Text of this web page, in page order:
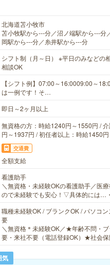
北海道苫小牧市
苫小牧駅から---分／沼ノ端駅から---分
岡駅から---分／糸井駅から---分
シフト制（月～日） ※平日のみなどの
相談OK
【シフト例】07:00～16:0009:00～
は一例です！そ…
即日～2ヶ月以上
無資格の方：時給1240円～1550円 /
円～1937円 / 初任者以上：時給1450
交通費
全額支給
看護助手
＼無資格・未経験OKの看護助手／医
ので未経験でも安心！▽具体的には…
職種未経験OK / ブランクOK / パソコ
要
＼無資格＊未経験OK／★年齢不問・
要・来社不要（電話登録OK）★社会
気